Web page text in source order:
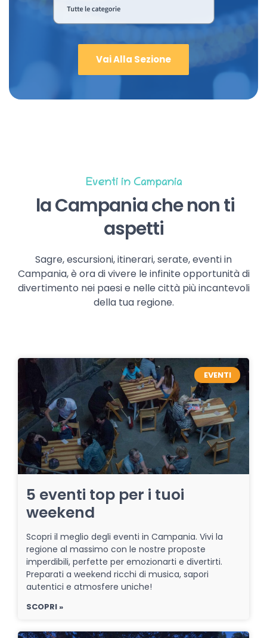
Vai Alla Sezione
Eventi in Campania
la Campania che non ti
aspetti
Sagre, escursioni, itinerari, serate, eventi in
Campania, è ora di vivere le infinite opportunità di
divertimento nei paesi e nelle città più incantevoli
della tua regione.
EVENTI
5 eventi top per i tuoi
weekend
Scopri il meglio degli eventi in Campania. Vivi la
regione al massimo con le nostre proposte
imperdibili, perfette per emozionarti e divertirti.
Preparati a weekend ricchi di musica, sapori
autentici e atmosfere uniche!
SCOPRI »